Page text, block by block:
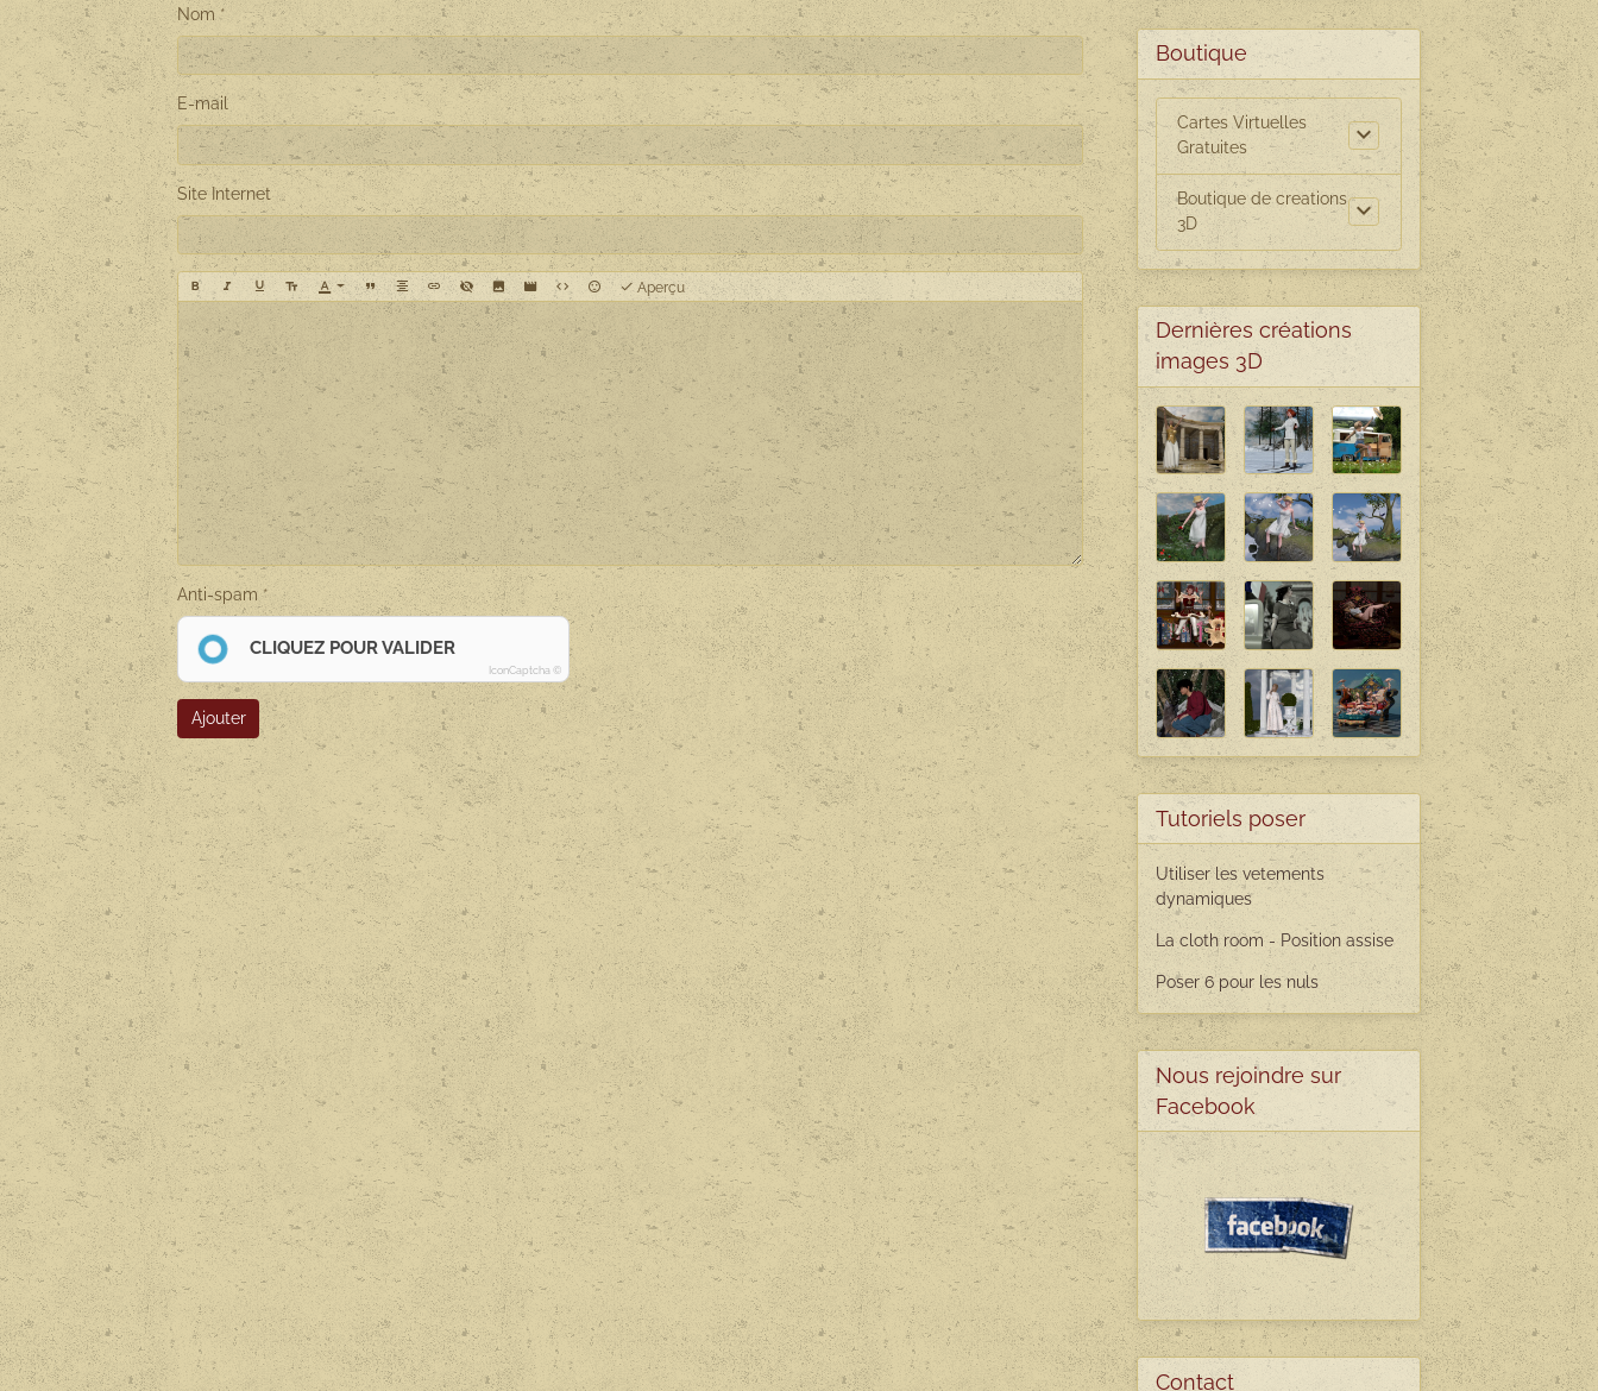
Nom
E-mail
Site Internet
Aperçu
Anti-spam
CLIQUEZ POUR VALIDER
IconCaptcha ©
Ajouter
Boutique
Cartes Virtuelles
Gratuites
Boutique de creations
3D
Dernières créations
images 3D
Tutoriels poser
Utiliser les vetements
dynamiques
La cloth room - Position assise
Poser 6 pour les nuls
Nous rejoindre sur
Facebook
Contact